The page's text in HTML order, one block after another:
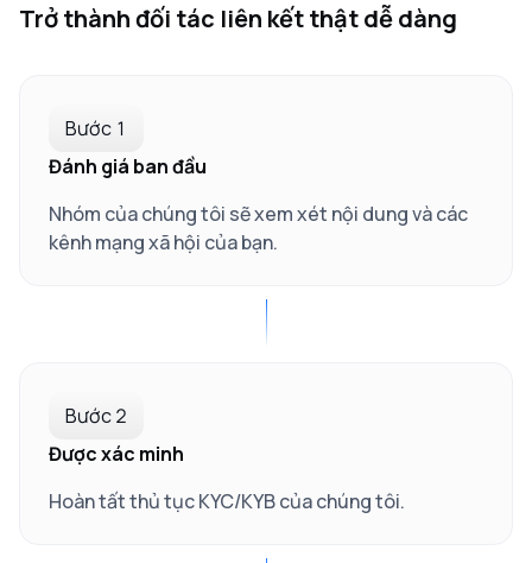
Trở thành đối tác liên kết thật dễ dàng
Bước 1
Đánh giá ban đầu
Nhóm của chúng tôi sẽ xem xét nội dung và các
kênh mạng xã hội của bạn.
Bước 2
Được xác minh
Hoàn tất thủ tục KYC/KYB của chúng tôi.